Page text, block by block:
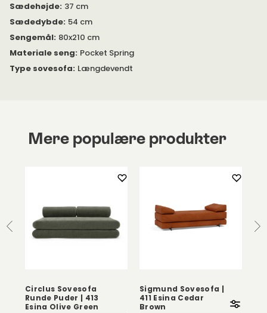
Sædehøjde: 37 cm
Sædedybde: 54 cm
Sengemål: 80x210 cm
Materiale seng: Pocket Spring
Type sovesofa: Længdevendt
Mere populære produkter
Circlus Sovesofa
Runde Puder | 413
Esina Olive Green
Sigmund Sovesofa |
411 Esina Cedar
Brown